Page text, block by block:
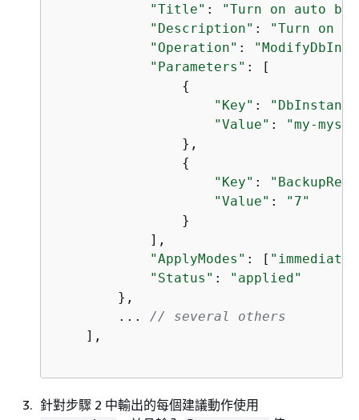
"Title" :
"Turn on auto
"Description" :
"Turn on
"Operation" :
"Parameters" : [
{
"Key" :
"Value" :
"my-
                },
{
"Key" :
"Value" :
"7"
                }
            ],
"ApplyModes" : [
"Status" :
"applied"
        },
        ...
// several others
    ],
針對步驟 2 中輸出的每個建議動作使用